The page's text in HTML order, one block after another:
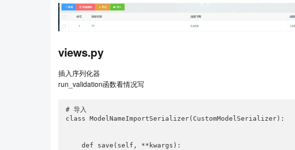
views.py
插入序列化器
run_validation函数看情况写
# 导入
class ModelNameImportSerializer(CustomModelSerializer):
    def save(self, **kwargs):